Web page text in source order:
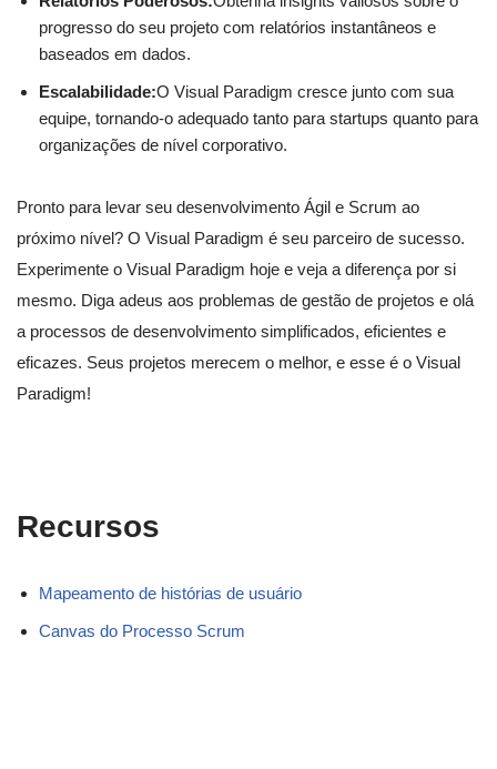
progresso do seu projeto com relatórios instantâneos e
baseados em dados.
Escalabilidade:O Visual Paradigm cresce junto com sua
equipe, tornando-o adequado tanto para startups quanto para
organizações de nível corporativo.
Pronto para levar seu desenvolvimento Ágil e Scrum ao
próximo nível? O Visual Paradigm é seu parceiro de sucesso.
Experimente o Visual Paradigm hoje e veja a diferença por si
mesmo. Diga adeus aos problemas de gestão de projetos e olá
a processos de desenvolvimento simplificados, eficientes e
eficazes. Seus projetos merecem o melhor, e esse é o Visual
Paradigm!
Recursos
Mapeamento de histórias de usuário
Canvas do Processo Scrum